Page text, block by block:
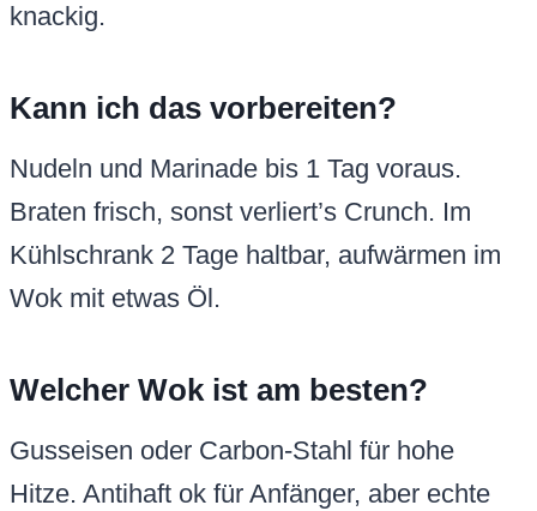
knackig.
Kann ich das vorbereiten?
Nudeln und Marinade bis 1 Tag voraus.
Braten frisch, sonst verliert’s Crunch. Im
Kühlschrank 2 Tage haltbar, aufwärmen im
Wok mit etwas Öl.
Welcher Wok ist am besten?
Gusseisen oder Carbon-Stahl für hohe
Hitze. Antihaft ok für Anfänger, aber echte